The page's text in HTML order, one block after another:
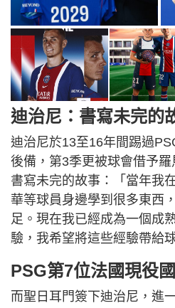
迪治尼：書寫未完的
迪治尼於13至16年間踢過
後備，第3季更被球會借予
書寫未完的故事：「當年我
華等球員身邊學到很多東西
足。現在我已經成為一個成
驗，我希望將這些經驗帶給球
PSG第7位法國現役
而聖日耳門簽下迪治尼，進